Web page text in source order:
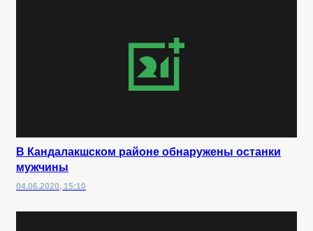
В Кандалакшском районе обнаружены останки
мужчины
04.06.2020, 15:10